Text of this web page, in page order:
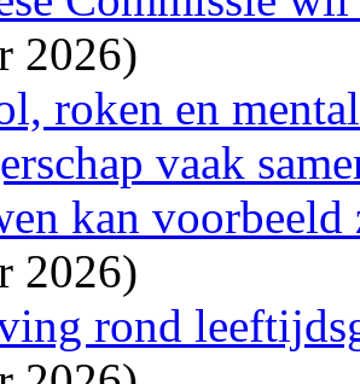
2026)
roken en
vaak
kan voorbeeld
2026)
rond